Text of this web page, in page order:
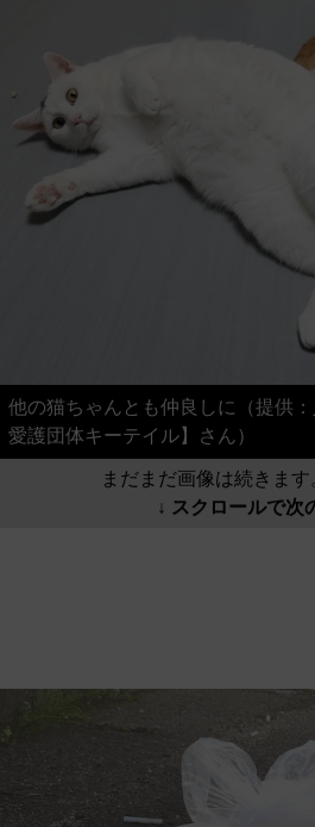
他の猫ちゃんとも仲良しに（提供
愛護団体キーテイル】さん）
まだまだ画像は続きます
↓ スクロールで次